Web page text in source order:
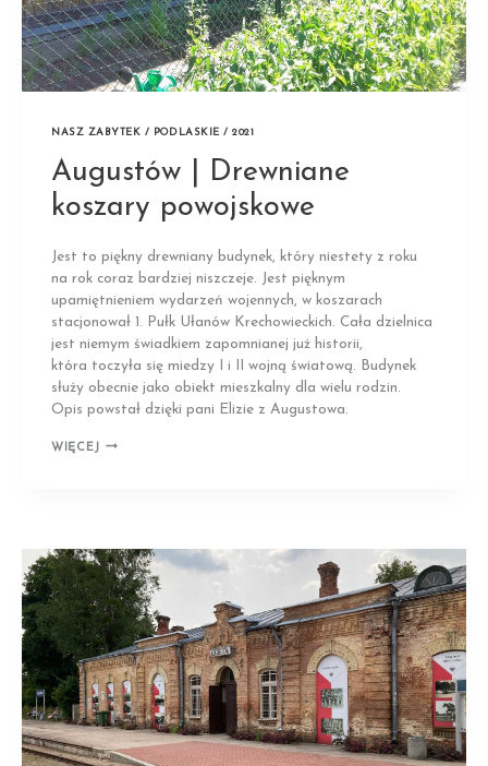
NASZ ZABYTEK / PODLASKIE / 2021
Augustów | Drewniane
koszary powojskowe
Jest to piękny drewniany budynek, który niestety z roku
na rok coraz bardziej niszczeje. Jest pięknym
upamiętnieniem wydarzeń wojennych, w koszarach
stacjonował 1. Pułk Ułanów Krechowieckich. Cała dzielnica
jest niemym świadkiem zapomnianej już historii,
która toczyła się miedzy I i II wojną światową. Budynek
służy obecnie jako obiekt mieszkalny dla wielu rodzin.
Opis powstał dzięki pani Elizie z Augustowa.
WIĘCEJ AUGUSTÓW